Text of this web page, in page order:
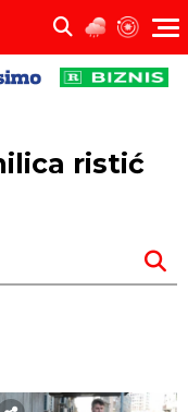
ristić